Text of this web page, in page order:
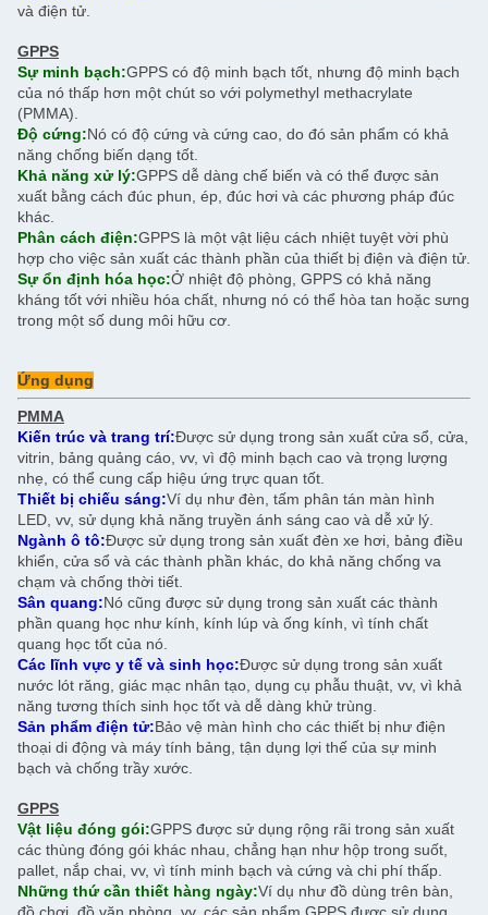
và điện tử.
GPPS
Sự minh bạch:GPPS có độ minh bạch tốt, nhưng độ minh bạch
của nó thấp hơn một chút so với polymethyl methacrylate
(PMMA).
Độ cứng:Nó có độ cứng và cứng cao, do đó sản phẩm có khả
năng chống biến dạng tốt.
Khả năng xử lý:GPPS dễ dàng chế biến và có thể được sản
xuất bằng cách đúc phun, ép, đúc hơi và các phương pháp đúc
khác.
Phân cách điện:GPPS là một vật liệu cách nhiệt tuyệt vời phù
hợp cho việc sản xuất các thành phần của thiết bị điện và điện tử.
Sự ổn định hóa học:Ở nhiệt độ phòng, GPPS có khả năng
kháng tốt với nhiều hóa chất, nhưng nó có thể hòa tan hoặc sưng
trong một số dung môi hữu cơ.
Ứng dụng
PMMA
Kiến trúc và trang trí:Được sử dụng trong sản xuất cửa sổ, cửa,
vitrin, bảng quảng cáo, vv, vì độ minh bạch cao và trọng lượng
nhẹ, có thể cung cấp hiệu ứng trực quan tốt.
Thiết bị chiếu sáng:Ví dụ như đèn, tấm phân tán màn hình
LED, vv, sử dụng khả năng truyền ánh sáng cao và dễ xử lý.
Ngành ô tô:Được sử dụng trong sản xuất đèn xe hơi, bảng điều
khiển, cửa sổ và các thành phần khác, do khả năng chống va
chạm và chống thời tiết.
Sân quang:Nó cũng được sử dụng trong sản xuất các thành
phần quang học như kính, kính lúp và ống kính, vì tính chất
quang học tốt của nó.
Các lĩnh vực y tế và sinh học:Được sử dụng trong sản xuất
nước lót răng, giác mạc nhân tạo, dụng cụ phẫu thuật, vv, vì khả
năng tương thích sinh học tốt và dễ dàng khử trùng.
Sản phẩm điện tử:Bảo vệ màn hình cho các thiết bị như điện
thoại di động và máy tính bảng, tận dụng lợi thế của sự minh
bạch và chống trầy xước.
GPPS
Vật liệu đóng gói:GPPS được sử dụng rộng rãi trong sản xuất
các thùng đóng gói khác nhau, chẳng hạn như hộp trong suốt,
pallet, nắp chai, vv, vì tính minh bạch và cứng và chi phí thấp.
Những thứ cần thiết hàng ngày:Ví dụ như đồ dùng trên bàn,